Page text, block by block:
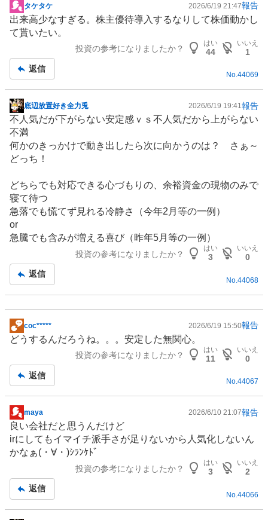
掲
示
板
タケタケ 2026/6/19 21:47報告
出来高少なすぎる。 株主優待導入するなりして株価動かし
て貰いたい。
投資の参考になりましたか？
はい
44
いいえ
1
返信
No.44069
掲
示
板
記
事
底辺放置好き全力兎 2026/6/19 19:41報告
不人気だが下がらない安定感ｖｓ不人気だから上がらない
不満
何かのきっかけで動き出したら次に向かうのは？ さぁ～
どっち！
どちらでも対応できる心づもりの、余裕資金の現物のみで
寝て待つ
急落でも慌てず見れる冷静さ（今年2月等の一例）
or
急騰でも含みが増える喜び（昨年5月等の一例）
投資の参考になりましたか？
はい
3
いいえ
0
返信
No. 44068
掲
示
事
coc***** 2026/6/19 15:50報告
どうするんだろうね。。。安定した無関心。
投資の参考になりましたか？
はい
11
いいえ
0
返信
No.44067
掲
示
板
記
maya 2026/6/10 21:07報告
良い会社だと思うんだけど
irにしてもイマイチ派手さが足りないから人気化しないん
かなぁ(⁠・⁠∀⁠・⁠)ｼﾗﾝｹﾄﾞ
投資の参考になりましたか？
はい
3
いいえ
2
返信
No. 44066